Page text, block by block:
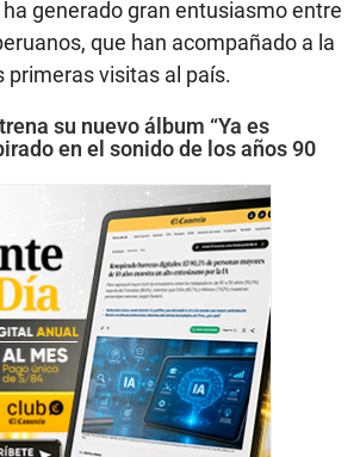
generado gran entusiasmo entre
que han acompañado a la
primeras visitas al país.
su nuevo álbum “Ya es
en el sonido de los años 90